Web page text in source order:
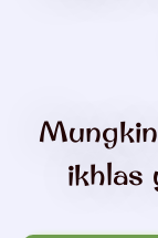
ikhlas